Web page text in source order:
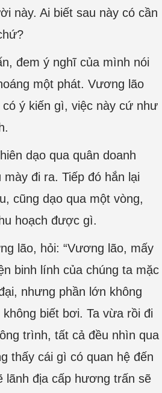
này. Ai biết sau này có cần
đem ý nghĩ của mình nói
một phát. Vương lão
ý kiến gì, việc này cứ như
dạo qua quân doanh
đi ra. Tiếp đó hắn lại
cũng dạo qua một vòng,
hoạch được gì.
lão, hỏi: “Vương lão, mấy
binh lính của chúng ta mặc
nhưng phần lớn không
biết bơi. Ta vừa rồi đi
trình, tất cả đều nhìn qua
thấy cái gì có quan hệ đến
lãnh địa cấp hương trấn sẽ